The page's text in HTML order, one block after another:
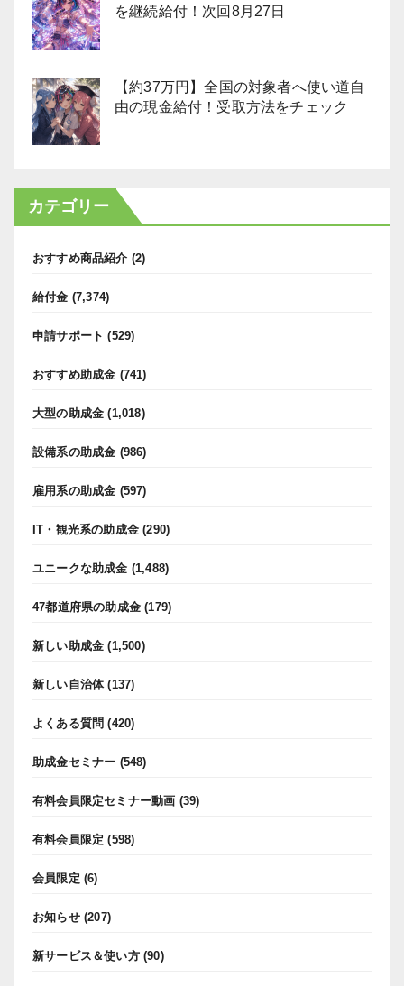
を継続給付！次回8月27日
【約37万円】全国の対象者へ使い道自
由の現金給付！受取方法をチェック
カテゴリー
おすすめ商品紹介 (2)
給付金 (7,374)
申請サポート (529)
おすすめ助成金 (741)
大型の助成金 (1,018)
設備系の助成金 (986)
雇用系の助成金 (597)
IT・観光系の助成金 (290)
ユニークな助成金 (1,488)
47都道府県の助成金 (179)
新しい助成金 (1,500)
新しい自治体(137)
よくある質問 (420)
助成金セミナー (548)
有料会員限定セミナー動画 (39)
有料会員限定 (598)
会員限定 (6)
お知らせ(207)
新サービス＆使い方(90)